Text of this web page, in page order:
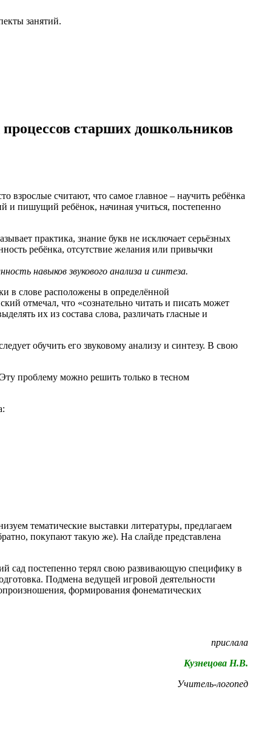
занятий.
старших дошкольников
взрослые считают, что самое главное – научить ребёнка
и пишущий ребёнок, начиная учиться, постепенно
практика, знание букв не исключает серьёзных
ребёнка, отсутствие желания или привычки
навыков звукового анализа и синтеза.
в слове расположены в определённой
отмечал, что «сознательно читать и писать может
их из состава слова, различать гласные и
обучить его звуковому анализу и синтезу. В свою
проблему можно решить только в тесном
тематические выставки литературы, предлагаем
покупают такую же). На слайде представлена
сад постепенно терял свою развивающую специфику в
Подмена ведущей игровой деятельности
формирования фонематических
прислала
Кузнецова Н.В.
Учитель-логопед